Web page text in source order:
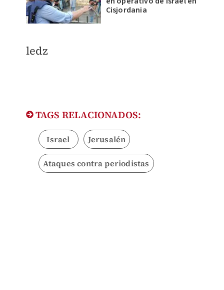
Cisjordania
ledz
TAGS RELACIONADOS:
Israel Jerusalén
Ataques contra periodistas